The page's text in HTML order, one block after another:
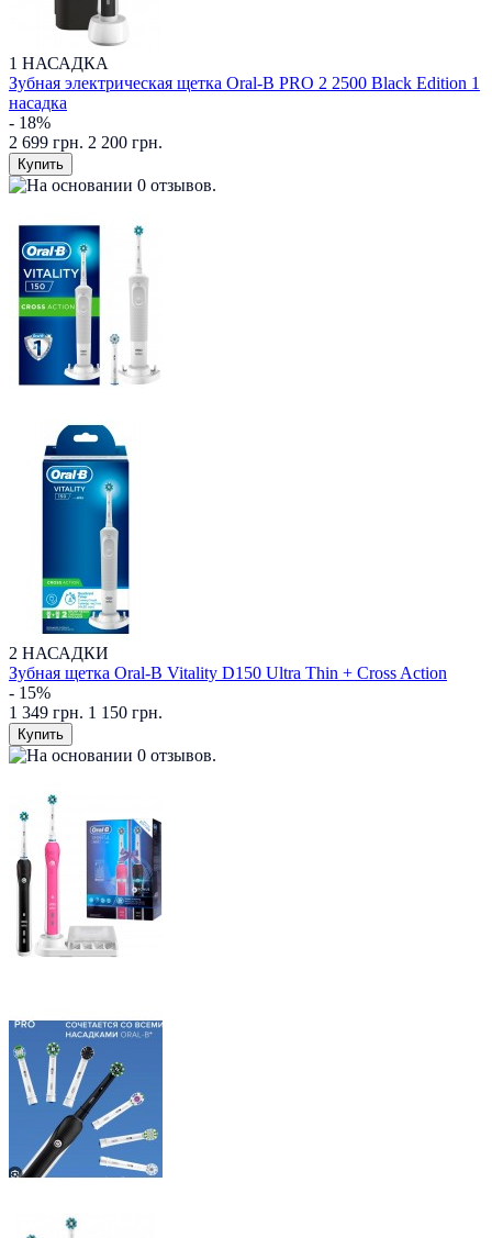
1 НАСАДКА
Зубная электрическая щетка Oral-B PRO 2 2500 Black Edition 1
насадка
- 18%
2 699 грн. 2 200 грн.
2 НАСАДКИ
Зубная щетка Oral-B Vitality D150 Ultra Thin + Cross Action
- 15%
1 349 грн. 1 150 грн.